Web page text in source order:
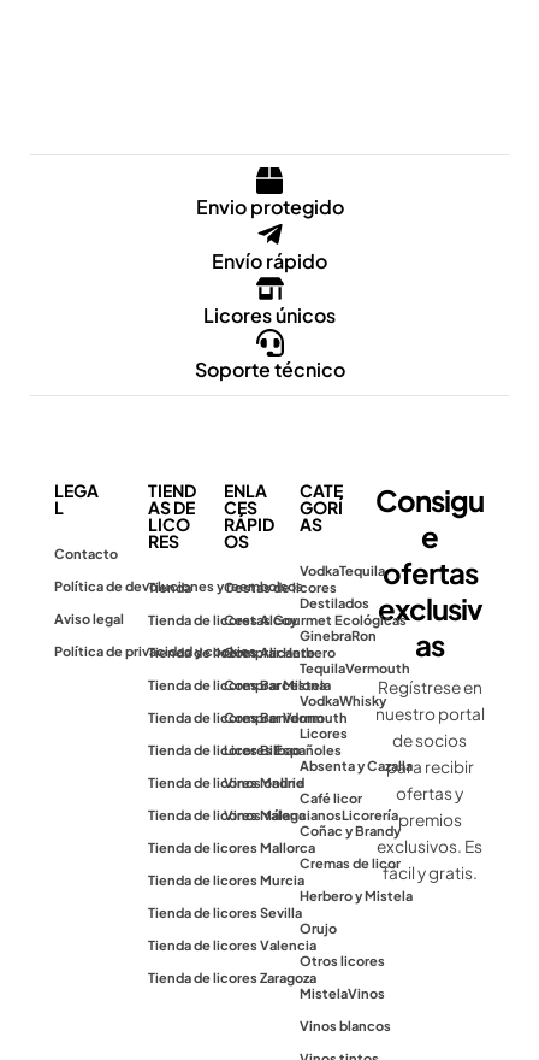
Envio protegido
Envío rápido
Licores únicos
Soporte técnico
LEGA
L
Contacto
Política de devoluciones y reembolsos
Aviso legal
Política de privacidad y cookies
TIEND
AS DE
LICO
RES
Tienda
Tienda de licores Alcoy
Tienda de licores Alicante
Tienda de licores Barcelona
Tienda de licores Benidorm
Tienda de licores Bilbao
Tienda de licores Madrid
Tienda de licores Málaga
Tienda de licores Mallorca
Tienda de licores Murcia
Tienda de licores Sevilla
Tienda de licores Valencia
Tienda de licores Zaragoza
ENLA
CES
RÁPID
OS
Cestas de licores
Cestas Gourmet Ecológicas
Comprar Herbero
Comprar Mistela
Comprar Vermouth
Licores Españoles
Vinos online
Vinos valencianosLicorería
CATE
GORÍ
AS
VodkaTequila
Destilados
GinebraRon
TequilaVermouth
VodkaWhisky
Licores
Absenta y Cazalla
Café licor
Coñac y Brandy
Cremas de licor
Herbero y Mistela
Orujo
Otros licores
MistelaVinos
Vinos blancos
Consigu
e
ofertas
exclusiv
as
Regístrese en
nuestro portal
de socios
para recibir
ofertas y
premios
exclusivos. Es
fácil y gratis.